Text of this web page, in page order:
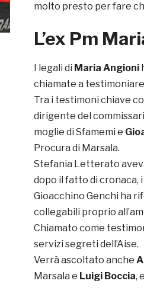
molto presto per fare
L’ex Pm
I legali di Maria Angioni
chiamate a
Tra i testimoni chiave
dirigente del
moglie di Sfamemi e
Procura di Marsala.
Stefania Letterato
dopo il fatto di
Gioacchino Genchi ha
collegabili proprio
Chiamato come
servizi segreti dell’Aise.
Verrà ascoltato anche
Marsala e Luigi Boccia,